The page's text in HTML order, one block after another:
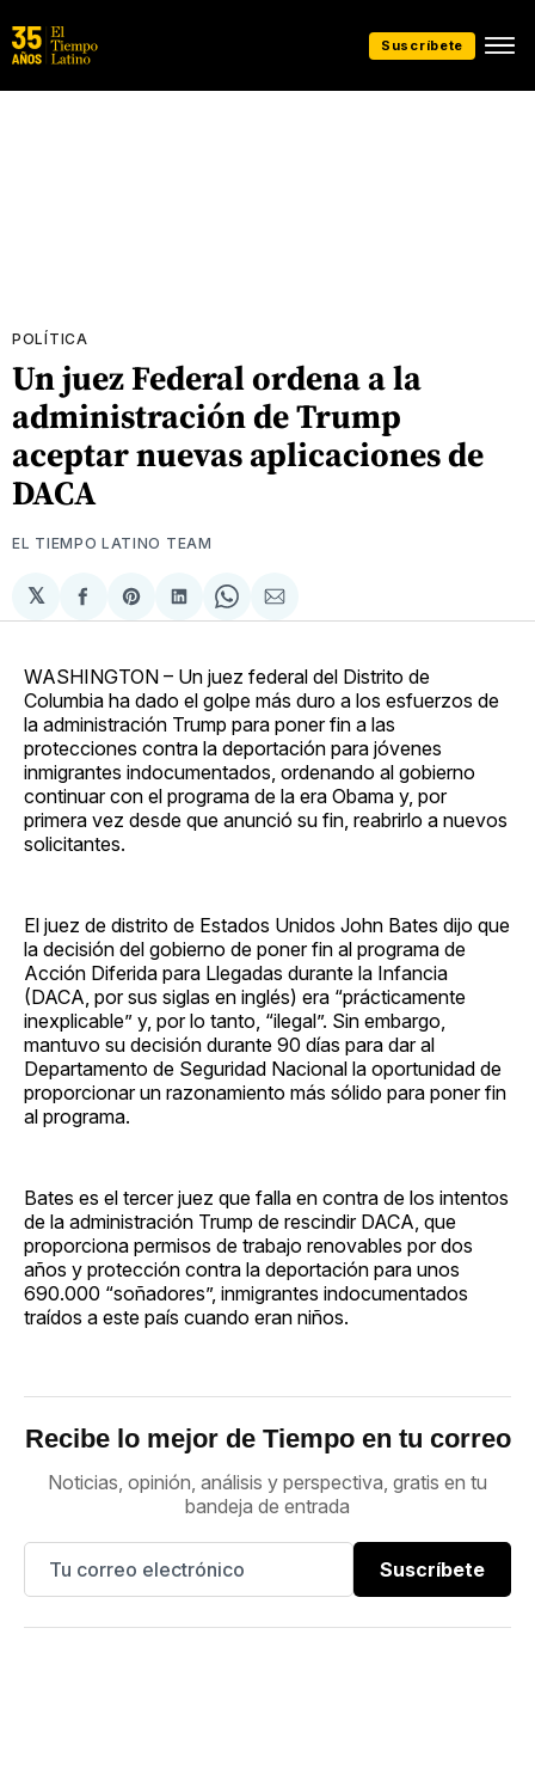
Suscríbete
POLÍTICA
Un juez Federal ordena a la
administración de Trump
aceptar nuevas aplicaciones de
DACA
EL TIEMPO LATINO TEAM
𝕏
Compartir
en
Share
on
Compartir
en
Share
on
Compartir
via
WASHINGTON – Un juez federal del Distrito de
Columbia ha dado el golpe más duro a los esfuerzos de
la administración Trump para poner fin a las
protecciones contra la deportación para jóvenes
inmigrantes indocumentados, ordenando al gobierno
continuar con el programa de la era Obama y, por
primera vez desde que anunció su fin, reabrirlo a nuevos
solicitantes.
El juez de distrito de Estados Unidos John Bates dijo que
la decisión del gobierno de poner fin al programa de
Acción Diferida para Llegadas durante la Infancia
(DACA, por sus siglas en inglés) era “prácticamente
inexplicable” y, por lo tanto, “ilegal”. Sin embargo,
mantuvo su decisión durante 90 días para dar al
Departamento de Seguridad Nacional la oportunidad de
proporcionar un razonamiento más sólido para poner fin
al programa.
Bates es el tercer juez que falla en contra de los intentos
de la administración Trump de rescindir DACA, que
proporciona permisos de trabajo renovables por dos
años y protección contra la deportación para unos
690.000 “soñadores”, inmigrantes indocumentados
traídos a este país cuando eran niños.
Recibe lo mejor de Tiempo en tu correo
Noticias, opinión, análisis y perspectiva, gratis en tu
bandeja de entrada
Suscríbete